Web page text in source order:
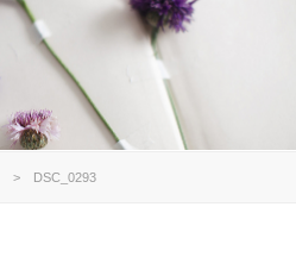
> DSC_0293